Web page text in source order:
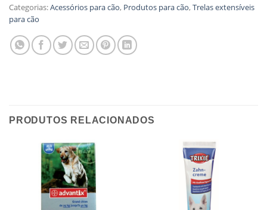
Categorias:Acessórios para cão, Produtos para cão,Trelas extensíveis
para cão
PRODUTOS RELACIONADOS